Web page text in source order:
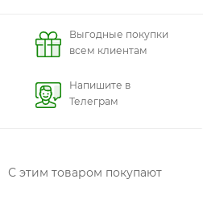
Выгодные покупки
всем клиентам
Напишите в
Телеграм
С этим товаром покупают